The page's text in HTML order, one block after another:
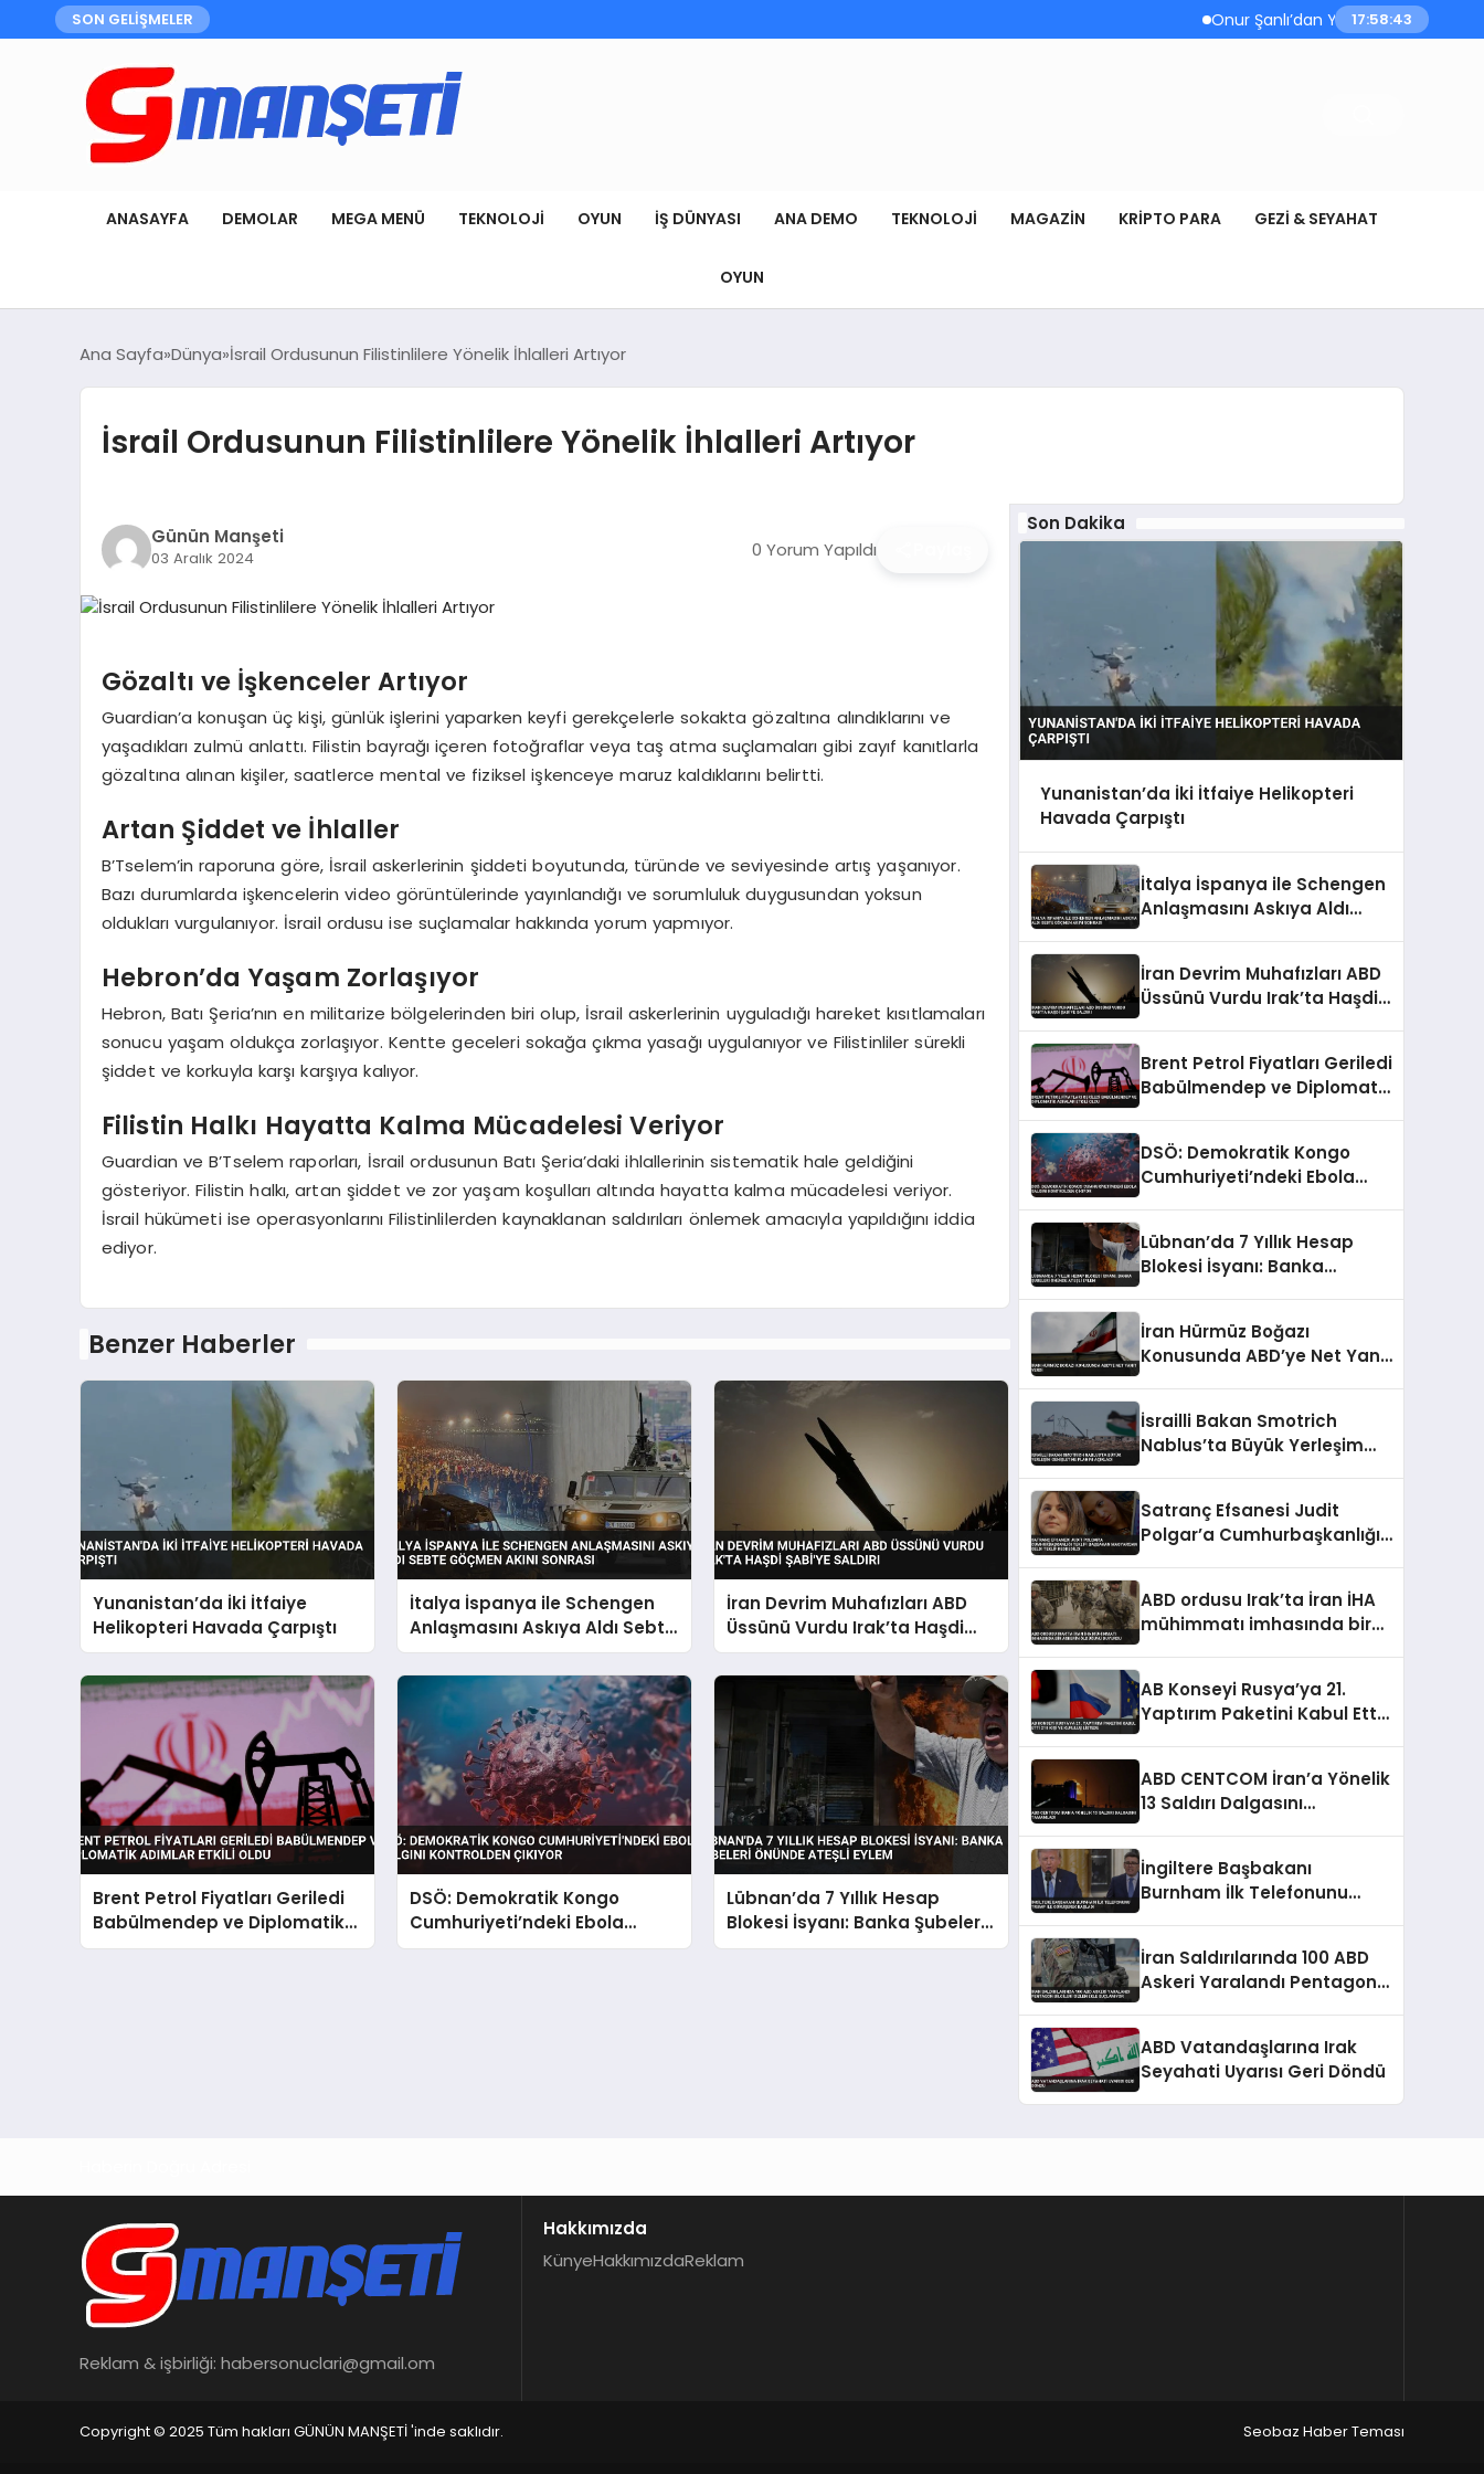
SON GELİŞMELER Onur Şanlı’dan Yazın Yeni Hiti:
17:58:43
ANASAYFA DEMOLAR MEGA MENÜ TEKNOLOJI OYUN İŞ DÜNYASI ANA DEMO TEKNOLOJI MAGAZIN KRIPTO PARA GEZI & SEYAHAT
OYUN
Ana Sayfa Dünya İsrail Ordusunun Filistinlilere Yönelik İhlalleri Artıyor
İsrail Ordusunun Filistinlilere Yönelik İhlalleri Artıyor
Günün Manşeti
03 Aralık 2024 0 Yorum Yapıldı
Gözaltı ve İşkenceler Artıyor
Guardian’a konuşan üç kişi, günlük işlerini yaparken keyfi gerekçelerle sokakta gözaltına alındıklarını ve
yaşadıkları zulmü anlattı. Filistin bayrağı içeren fotoğraflar veya taş atma suçlamaları gibi zayıf kanıtlarla
gözaltına alınan kişiler, saatlerce mental ve fiziksel işkenceye maruz kaldıklarını belirtti.
Artan Şiddet ve İhlaller
B’Tselem’in raporuna göre, İsrail askerlerinin şiddeti boyutunda, türünde ve seviyesinde artış yaşanıyor.
Bazı durumlarda işkencelerin video görüntülerinde yayınlandığı ve sorumluluk duygusundan yoksun
oldukları vurgulanıyor. İsrail ordusu ise suçlamalar hakkında yorum yapmıyor.
Hebron’da Yaşam Zorlaşıyor
Hebron, Batı Şeria’nın en militarize bölgelerinden biri olup, İsrail askerlerinin uyguladığı hareket kısıtlamaları
sonucu yaşam oldukça zorlaşıyor. Kentte geceleri sokağa çıkma yasağı uygulanıyor ve Filistinliler sürekli
şiddet ve korkuyla karşı karşıya kalıyor.
Filistin Halkı Hayatta Kalma Mücadelesi Veriyor
Guardian ve B’Tselem raporları, İsrail ordusunun Batı Şeria’daki ihlallerinin sistematik hale geldiğini
gösteriyor. Filistin halkı, artan şiddet ve zor yaşam koşulları altında hayatta kalma mücadelesi veriyor.
İsrail hükümeti ise operasyonlarını Filistinlilerden kaynaklanan saldırıları önlemek amacıyla yapıldığını iddia
ediyor.
Benzer Haberler
Yunanistan’da İki İtfaiye
Helikopteri Havada Çarpıştı
İtalya İspanya ile Schengen
Anlaşmasını Askıya Aldı Sebte
Göçmen Akını Sonrası
İran Devrim Muhafızları ABD
Üssünü Vurdu Irak’ta Haşdi
Şabi’ye Saldırı
Brent Petrol Fiyatları Geriledi
Babülmendep ve Diplomatik
Adımlar Etkili Oldu
DSÖ: Demokratik Kongo
Cumhuriyeti’ndeki Ebola
Salgını Kontrolden Çıkıyor
Lübnan’da 7 Yıllık Hesap
Blokesi İsyanı: Banka Şubeleri
Önünde Ateşli Eylem
Son Dakika
Yunanistan’da İki İtfaiye Helikopteri
Havada Çarpıştı
İtalya İspanya ile Schengen
Anlaşmasını Askıya Aldı
İran Devrim Muhafızları ABD
Üssünü Vurdu Irak’ta Haşdi
Brent Petrol Fiyatları Geriledi
Babülmendep ve Diplomatik
DSÖ: Demokratik Kongo
Cumhuriyeti’ndeki Ebola
Lübnan’da 7 Yıllık Hesap
Blokesi İsyanı: Banka
İran Hürmüz Boğazı
Konusunda ABD’ye Net Yanıt
İsrailli Bakan Smotrich
Nablus’ta Büyük Yerleşim
Satranç Efsanesi Judit
Polgar’a Cumhurbaşkanlığı
Reddedildi
ABD ordusu Irak’ta İran İHA
mühimmatı imhasında bir
AB Konseyi Rusya’ya 21.
Yaptırım Paketini Kabul Etti
ABD CENTCOM İran’a Yönelik
13 Saldırı Dalgasını
İngiltere Başbakanı
Burnham İlk Telefonunu
İran Saldırılarında 100 ABD
Askeri Yaralandı Pentagon
ABD Vatandaşlarına Irak
Seyahati Uyarısı Geri Döndü
Reklam & işbirliği: habersonuclari@gmail.om
Hakkımızda
KünyeHakkımızdaReklam
Copyright © 2025 Tüm hakları GÜNÜN MANŞETİ 'inde saklıdır. Seobaz Haber Teması